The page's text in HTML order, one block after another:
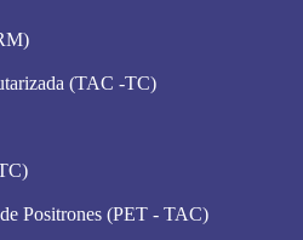
(TAC -TC)
Positrones (PET - TAC)